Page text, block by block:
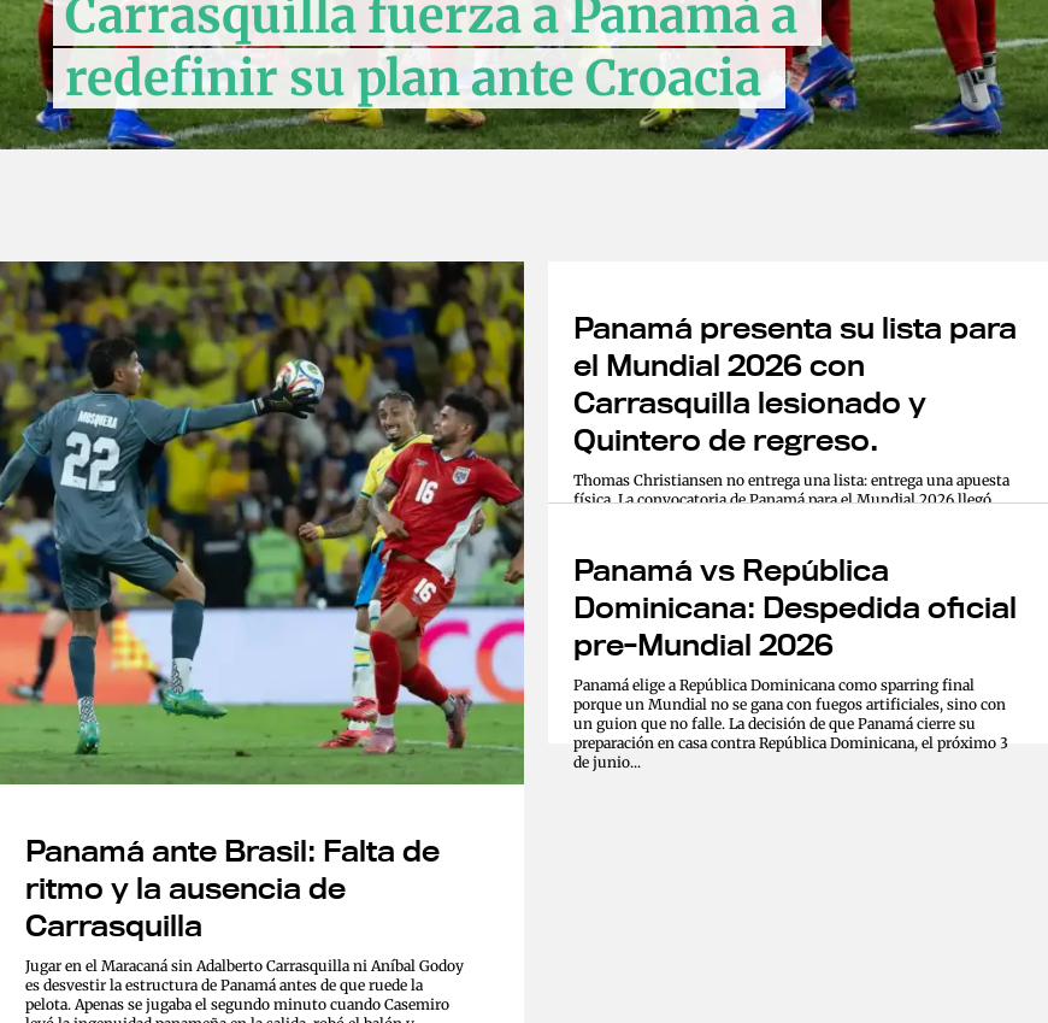
Carrasquilla fuerza a Panamá a
redefinir su plan ante Croacia
Panamá ante Brasil: Falta de
ritmo y la ausencia de
Carrasquilla
Jugar en el Maracaná sin Adalberto Carrasquilla ni Aníbal Godoy
es desvestir la estructura de Panamá antes de que ruede la
pelota. Apenas se jugaba el segundo minuto cuando Casemiro
Panamá presenta su lista para
el Mundial 2026 con
Carrasquilla lesionado y
Quintero de regreso.
Thomas Christiansen no entrega una lista: entrega una apuesta
física. La convocatoria de Panamá para el Mundial 2026 llegó
Panamá vs República
Dominicana: Despedida oficial
pre-Mundial 2026
Panamá elige a República Dominicana como sparring final
porque un Mundial no se gana con fuegos artificiales, sino con
un guion que no falle. La decisión de que Panamá cierre su
preparación en casa contra República Dominicana, el próximo 3
de junio...